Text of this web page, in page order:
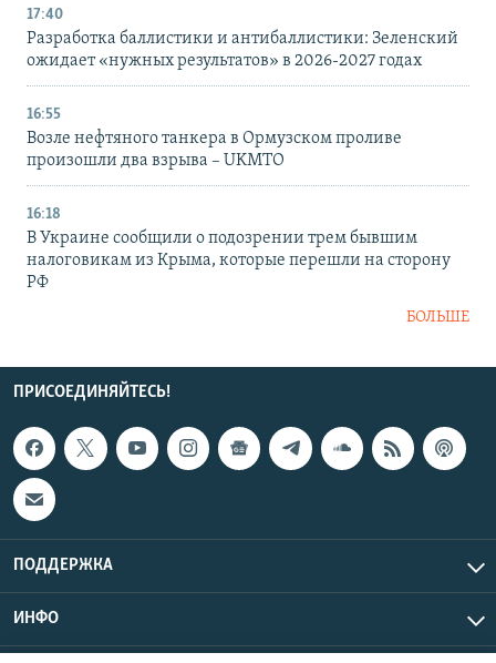
17:40
Разработка баллистики и антибаллистики: Зеленский
ожидает «нужных результатов» в 2026-2027 годах
16:55
Возле нефтяного танкера в Ормузском проливе
произошли два взрыва – UKMTO
16:18
В Украине сообщили о подозрении трем бывшим
налоговикам из Крыма, которые перешли на сторону
РФ
БОЛЬШЕ
ПРИСОЕДИНЯЙТЕСЬ!
ПОДДЕРЖКА
ИНФО